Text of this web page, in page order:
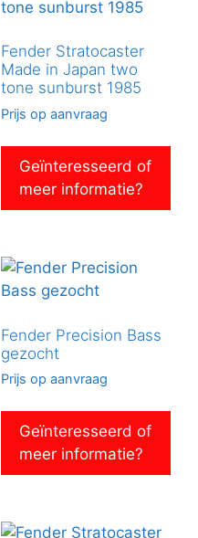
Fender Stratocaster
Made in Japan two
tone sunburst 1985
Prijs op aanvraag
Geïnteresseerd of
meer informatie?
Fender Precision Bass
gezocht
Prijs op aanvraag
Geïnteresseerd of
meer informatie?